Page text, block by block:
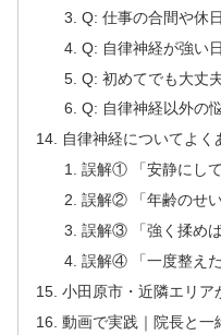
Q: 仕事の合間や休
Q: 自律神経が強い
Q: 初めてでも大丈
Q: 自律神経以外の
自律神経についてよく
誤解① 「安静にして
誤解② 「年齢のせい
誤解③ 「強く揉めば
誤解④ 「一度整えた
小田原市・近隣エリア
動画で実践｜院長と一